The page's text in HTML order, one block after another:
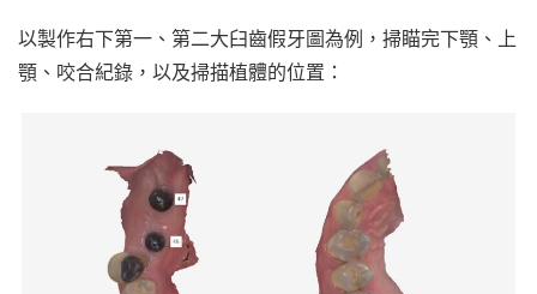
以製作右下第一、第二大臼齒假牙圖為例，掃瞄完下顎、上
顎、咬合紀錄，以及掃描植體的位置：